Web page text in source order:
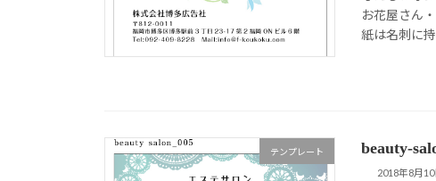
お花屋さん
紙は名刺に
テンプレート beauty-
2018年8月10